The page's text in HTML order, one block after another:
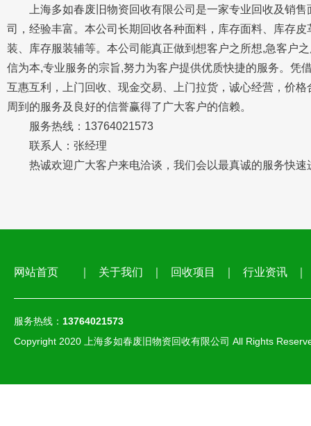
上海多如春废旧物资回收有限公司是一家专业回收及销售
司，经验丰富。本公司长期回收各种面料，库存面料、库存皮
装、库存服装辅等。本公司能真正做到想客户之所想,急客户
信为本,专业服务的宗旨,努力为客户提供优质快捷的服务。凭
互惠互利，上门回收、现金交易、上门拉货，诚心经营，价格
周到的服务及良好的信誉赢得了广大客户的信赖。
服务热线：13764021573
联系人：张经理
热诚欢迎广大客户来电洽谈，我们会以最真诚的服务快速
网站首页 关于我们 回收项目 行业资讯
服务热线： 13764021573
Copyright 2020 上海多如春废旧物资回收有限公司 All Rights